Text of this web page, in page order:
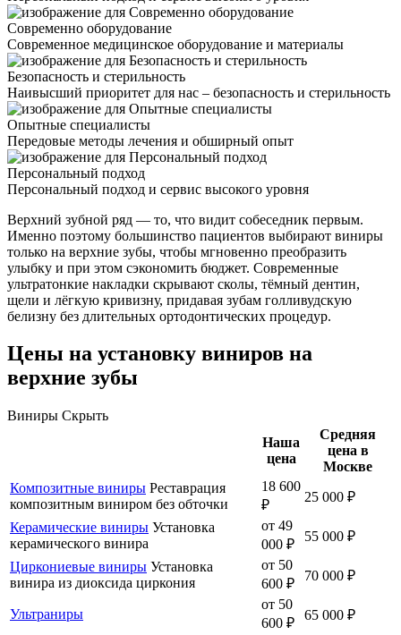
Современно оборудование
Современное медицинское оборудование и материалы
Безопасность и стерильность
Наивысший приоритет для нас – безопасность и стерильность
Опытные специалисты
Передовые методы лечения и обширный опыт
Персональный подход
Персональный подход и сервис высокого уровня
Верхний зубной ряд — то, что видит собеседник первым.
Именно поэтому большинство пациентов выбирают виниры
только на верхние зубы, чтобы мгновенно преобразить
улыбку и при этом сэкономить бюджет. Современные
ультратонкие накладки скрывают сколы, тёмный дентин,
щели и лёгкую кривизну, придавая зубам голливудскую
белизну без длительных ортодонтических процедур.
Цены на установку виниров на
верхние зубы
Виниры Скрыть
Наша
цена
Средняя
цена в
Москве
Композитные виниры Реставрация
композитным виниром без обточки
18 600
₽
25 000 ₽
Керамические виниры Установка
керамического винира
от 49
000 ₽
55 000 ₽
Циркониевые виниры Установка
винира из диоксида циркония
от 50
600 ₽
70 000 ₽
Ультраниры
от 50
600 ₽
65 000 ₽